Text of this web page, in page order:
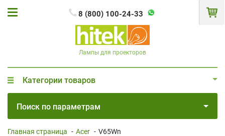
8 (800) 100-24-33
Лампы для проекторов
Категории товаров
Поиск по параметрам
Главная страница - Acer - V65Wn